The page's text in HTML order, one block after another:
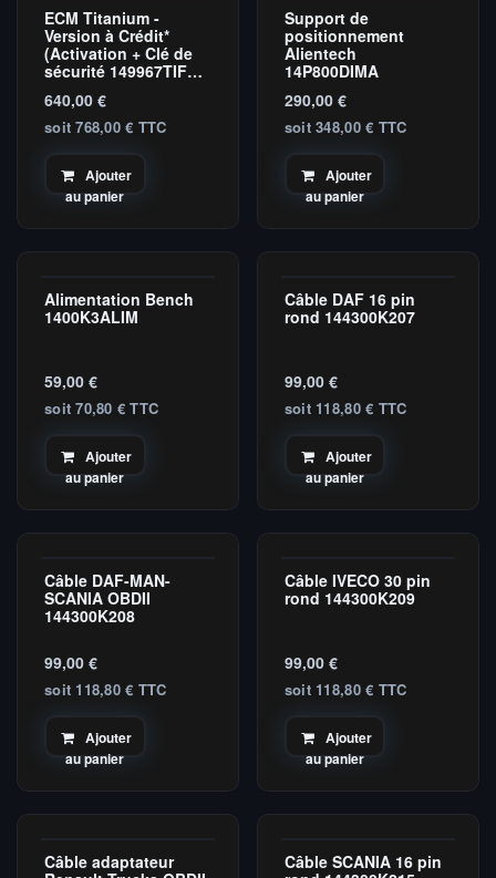
ECM Titanium -
Version à Crédit*
(Activation + Clé de
sécurité 149967TIFL
640,00 €
soit 768,00 € TTC
Ajouter
au panier
Nouveau !
Support de
positionnement
Alientech
14P800DIMA
290,00€
soit 348,00 € TTC
Ajouter
au panier
Nouveau !
Alimentation Bench
1400K3ALIM
59,00 €
soit 70,80 € TTC
Ajouter
au panier
Master
Câble DAF 16 pin
rond 144300K207
99,00€
soit 118,80 € TTC
Ajouter
au panier
Master
Câble DAF-MAN-
SCANIA OBDII
144300K208
99,00 €
soit 118,80 € TTC
Ajouter
au panier
Master
Câble IVECO 30 pin
rond 144300K209
99,00€
soit 118,80 € TTC
Ajouter
au panier
Master
Câble adaptateur
Master
Câble SCANIA 16 pin